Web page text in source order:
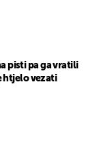
pisti pa ga vratili
htjelo vezati